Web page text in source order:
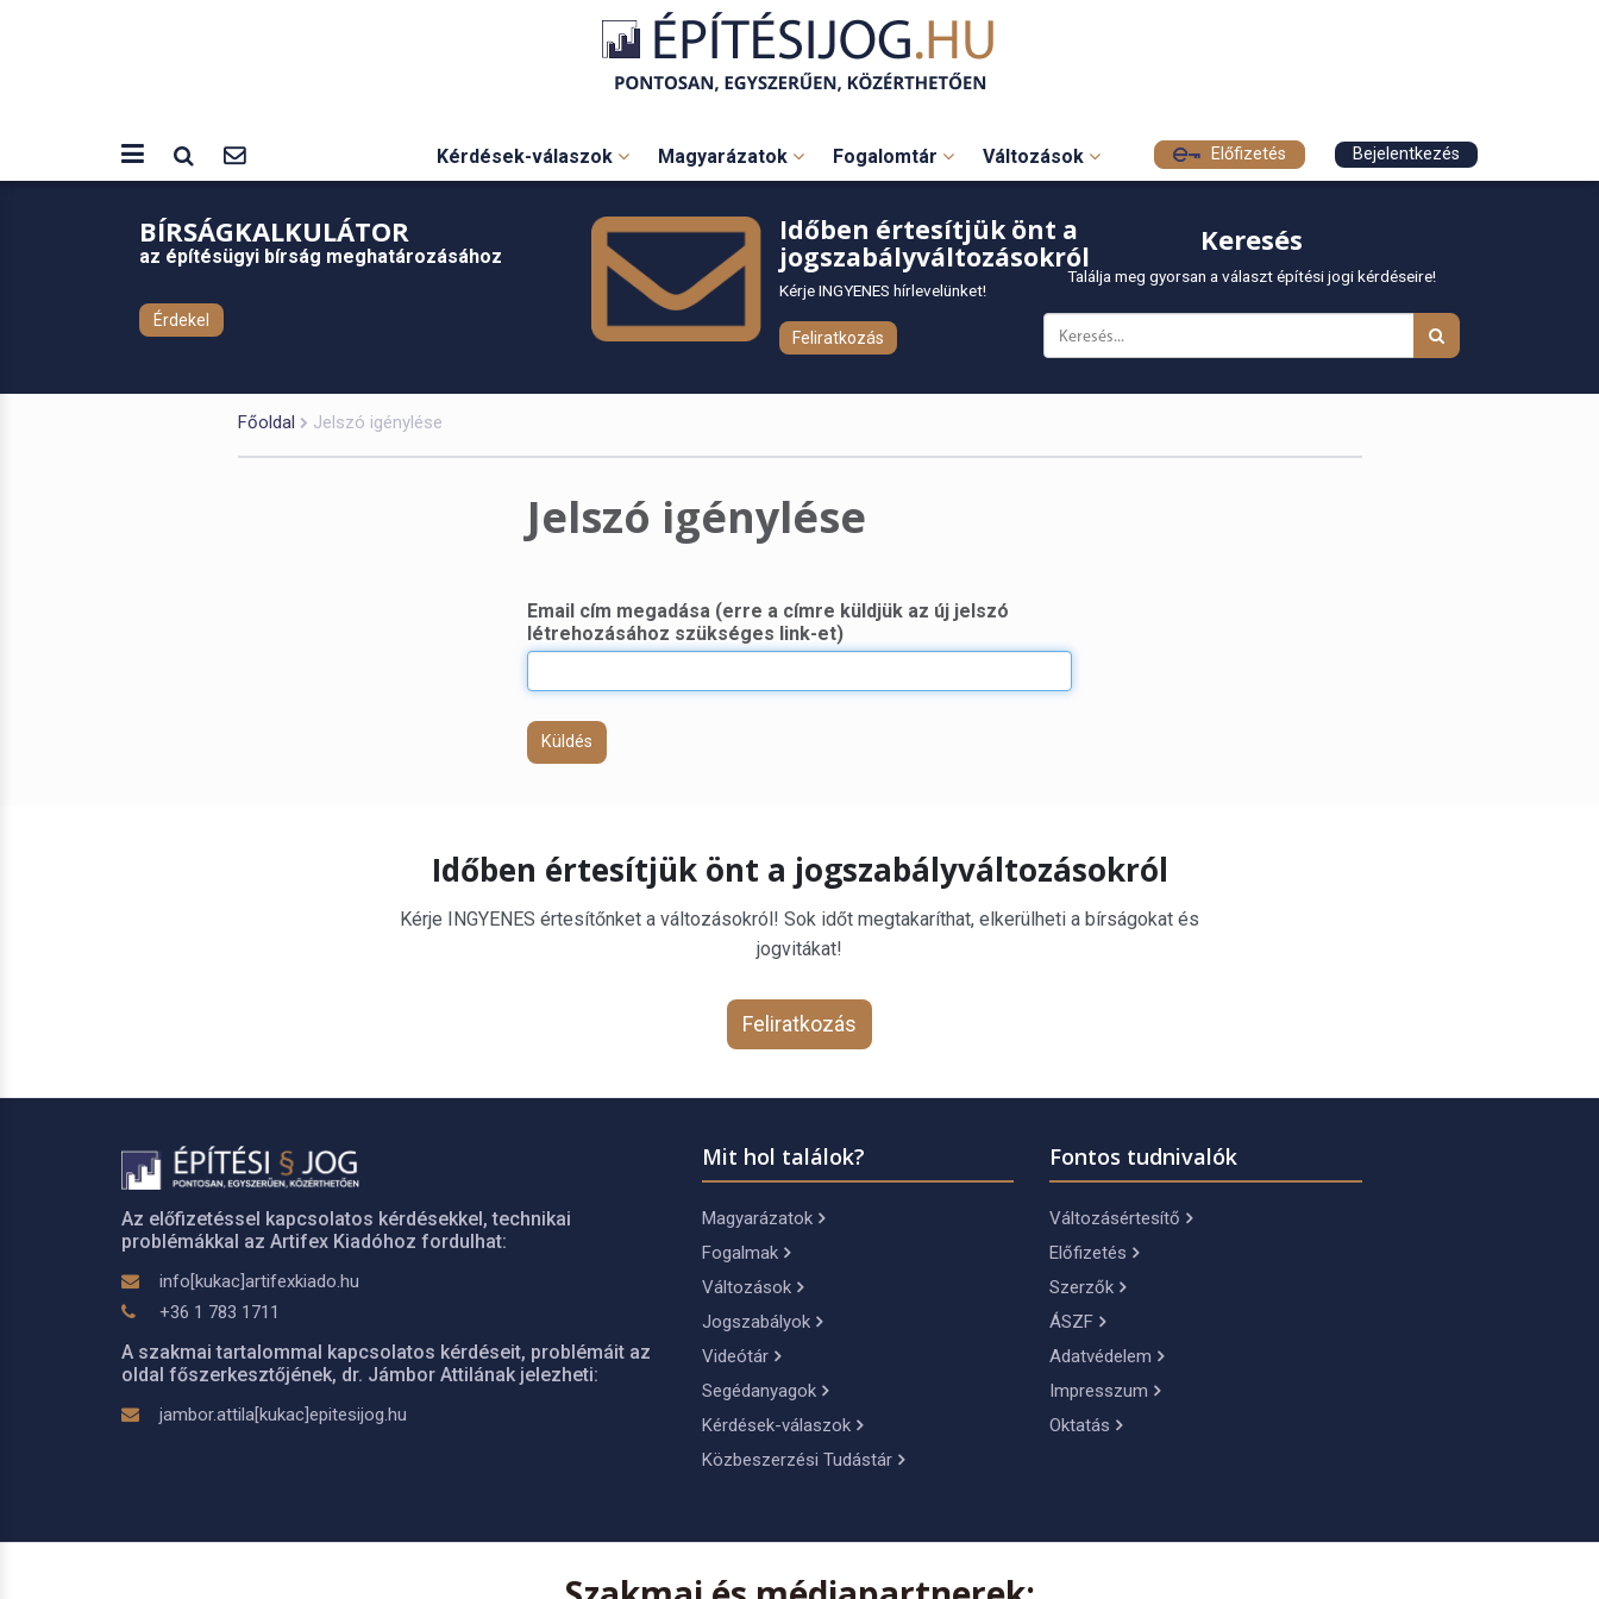
Kérdések-válaszok Magyarázatok Fogalomtár Változások Előfizetés Bejelentkezés
BÍRSÁGKALKULÁTOR
az építésügyi bírság meghatározásához
Érdekel
Időben értesítjük önt a
jogszabályváltozásokról
Kérje INGYENES hírlevelünket!
Feliratkozás
Keresés
Találja meg gyorsan a választ építési jogi kérdéseire!
Főoldal Jelszó igénylése
Jelszó igénylése
Email cím megadása (erre a címre küldjük az új jelszó
létrehozásához szükséges link-et)
Küldés
Időben értesítjük önt a jogszabályváltozásokról
Kérje INGYENES értesítőnket a változásokról! Sok időt megtakaríthat, elkerülheti a bírságokat és
jogvitákat!
Feliratkozás
Az előfizetéssel kapcsolatos kérdésekkel, technikai
problémákkal az Artifex Kiadóhoz fordulhat:
info[kukac]artifexkiado.hu
+36 1 783 1711
A szakmai tartalommal kapcsolatos kérdéseit, problémáit az
oldal főszerkesztőjének, dr. Jámbor Attilának jelezheti:
jambor.attila[kukac]epitesijog.hu
Mit hol találok?
Magyarázatok
Fogalmak
Változások
Jogszabályok
Videótár
Segédanyagok
Kérdések-válaszok
Közbeszerzési Tudástár
Fontos tudnivalók
Változásértesítő
Előfizetés
Szerzők
ÁSZF
Adatvédelem
Impresszum
Oktatás